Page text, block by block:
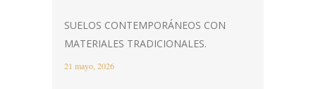
SUELOS CONTEMPORÁNEOS CON
MATERIALES TRADICIONALES.
21 mayo, 2026